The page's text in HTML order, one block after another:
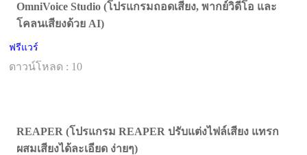
OmniVoice Studio (โปรแกรมถอดเสียง, พากย์วิดีโอ และ
โคลนเสียงด้วย AI)
ฟรีแวร์
ดาวน์โหลด : 10
REAPER (โปรแกรม REAPER ปรับแต่งไฟล์เสียง แทรก
ผสมเสียงได้ละเอียด ง่ายๆ)